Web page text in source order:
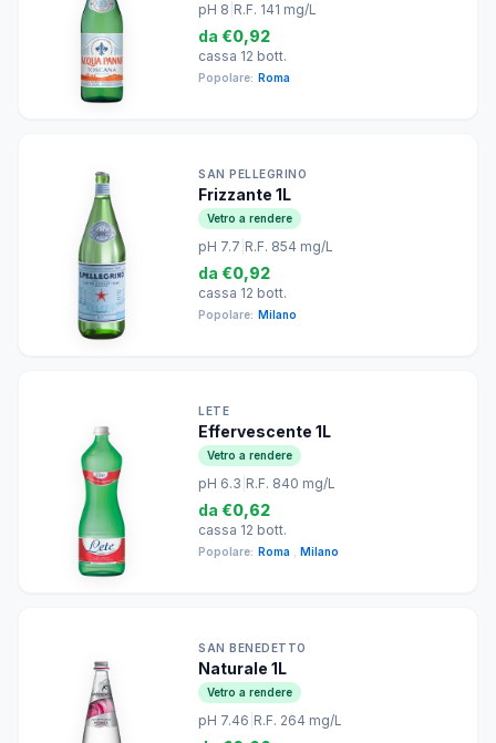
pH 8 R.F. 141 mg/L
da €0,92
cassa 12 bott.
Popolare: Roma
SAN PELLEGRINO
Frizzante 1L
Vetro a rendere
pH 7.7 R.F. 854 mg/L
da €0,92
cassa 12 bott.
Popolare: Milano
LETE
Effervescente 1L
Vetro a rendere
pH 6.3 R.F. 840 mg/L
da €0,62
cassa 12 bott.
Popolare: Roma Milano
SAN BENEDETTO
Naturale 1L
Vetro a rendere
pH 7.46 R.F. 264 mg/L